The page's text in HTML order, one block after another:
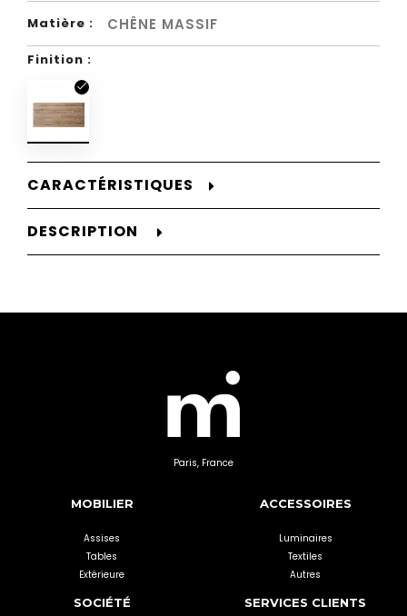
Matière : CHÊNE MASSIF
Finition :
CARACTÉRISTIQUES
DESCRIPTION
Paris, France
MOBILIER
Assises
Tables
Extérieure
ACCESSOIRES
Luminaires
Textiles
Autres
SOCIÉTÉ SERVICES CLIENTS